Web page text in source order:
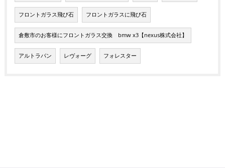
フロントガラス飛び石 フロントガラスに飛び石
倉敷市のお客様にフロントガラス交換 bmw x3【nexus株式会社】
アルトラパン レヴォーグ フォレスター